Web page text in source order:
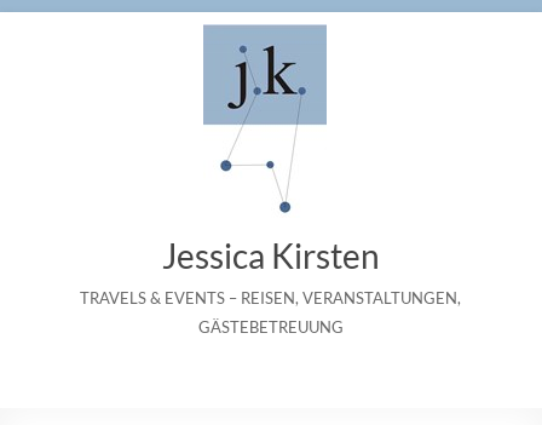
Jessica Kirsten
TRAVELS & EVENTS – REISEN, VERANSTALTUNGEN,
GÄSTEBETREUUNG